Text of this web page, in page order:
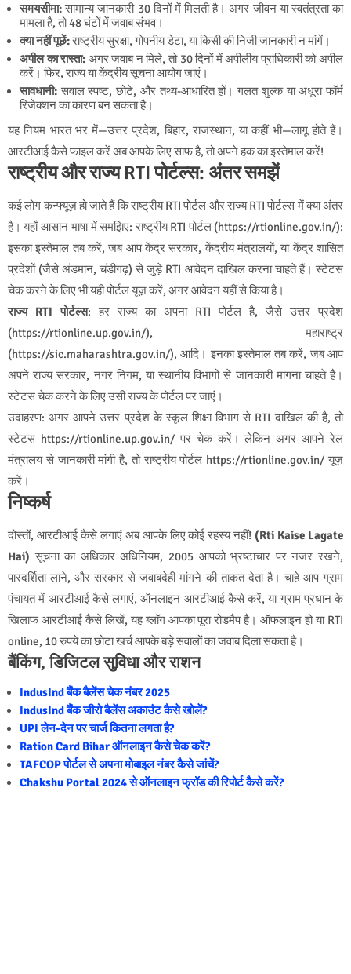
समयसीमा:सामान्य जानकारी 30 दिनों में मिलती है। अगर जीवन या स्वतंत्रता का
मामला है, तो 48 घंटों में जवाब संभव।
क्या नहीं पूछें:राष्ट्रीय सुरक्षा, गोपनीय डेटा, या किसी की निजी जानकारी न मांगें।
अपील का रास्ता: अगर जवाब न मिले, तो 30 दिनों में अपीलीय प्राधिकारी को अपील
करें। फिर, राज्य या केंद्रीय सूचना आयोग जाएं।
सावधानी: सवाल स्पष्ट, छोटे, और तथ्य-आधारित हों। गलत शुल्क या अधूरा फॉर्म
रिजेक्शन का कारण बन सकता है।
यह नियम भारत भर में—उत्तर प्रदेश, बिहार, राजस्थान, या कहीं भी—लागू होते हैं।
आरटीआई कैसे फाइल करें अब आपके लिए साफ है, तो अपने हक का इस्तेमाल करें!
राष्ट्रीय और राज्य RTI पोर्टल्स: अंतर समझें
कई लोग कन्फ्यूज़ हो जाते हैं कि राष्ट्रीय RTI पोर्टल और राज्य RTI पोर्टल्स में क्या अंतर
है। यहाँ आसान भाषा में समझिए: राष्ट्रीय RTI पोर्टल (https://rtionline.gov.in/):
इसका इस्तेमाल तब करें, जब आप केंद्र सरकार, केंद्रीय मंत्रालयों, या केंद्र शासित
प्रदेशों (जैसे अंडमान, चंडीगढ़) से जुड़े RTI आवेदन दाखिल करना चाहते हैं। स्टेटस
चेक करने के लिए भी यही पोर्टल यूज़ करें, अगर आवेदन यहीं से किया है।
राज्य RTI पोर्टल्स: हर राज्य का अपना RTI पोर्टल है, जैसे उत्तर प्रदेश
(https://rtionline.up.gov.in/), महाराष्ट्र
(https://sic.maharashtra.gov.in/), आदि। इनका इस्तेमाल तब करें, जब आप
अपने राज्य सरकार, नगर निगम, या स्थानीय विभागों से जानकारी मांगना चाहते हैं।
स्टेटस चेक करने के लिए उसी राज्य के पोर्टल पर जाएं।
उदाहरण: अगर आपने उत्तर प्रदेश के स्कूल शिक्षा विभाग से RTI दाखिल की है, तो
स्टेटस https://rtionline.up.gov.in/ पर चेक करें। लेकिन अगर आपने रेल
मंत्रालय से जानकारी मांगी है, तो राष्ट्रीय पोर्टल https://rtionline.gov.in/ यूज़
करें।
निष्कर्ष
दोस्तों, आरटीआई कैसे लगाएं अब आपके लिए कोई रहस्य नहीं! (Rti Kaise Lagate
Hai) सूचना का अधिकार अधिनियम, 2005 आपको भ्रष्टाचार पर नजर रखने,
पारदर्शिता लाने, और सरकार से जवाबदेही मांगने की ताकत देता है। चाहे आप ग्राम
पंचायत में आरटीआई कैसे लगाएं, ऑनलाइन आरटीआई कैसे करें, या ग्राम प्रधान के
खिलाफ आरटीआई कैसे लिखें, यह ब्लॉग आपका पूरा रोडमैप है। ऑफलाइन हो या RTI
online, 10 रुपये का छोटा खर्च आपके बड़े सवालों का जवाब दिला सकता है।
बैंकिंग, डिजिटल सुविधा और राशन
IndusInd बैंक बैलेंस चेक नंबर 2025
IndusInd बैंक जीरो बैलेंस अकाउंट कैसे खोलें?
UPI लेन-देन पर चार्ज कितना लगता है?
Ration Card Bihar ऑनलाइन कैसे चेक करें?
TAFCOP पोर्टल से अपना मोबाइल नंबर कैसे जांचें?
Chakshu Portal 2024 से ऑनलाइन फ्रॉड की रिपोर्ट कैसे करें?